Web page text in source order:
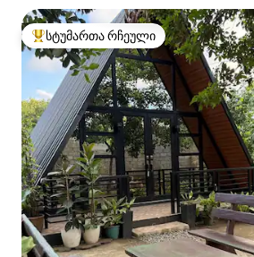
სტუმართა რჩეული მოწინავე
სტუმართა რჩეული